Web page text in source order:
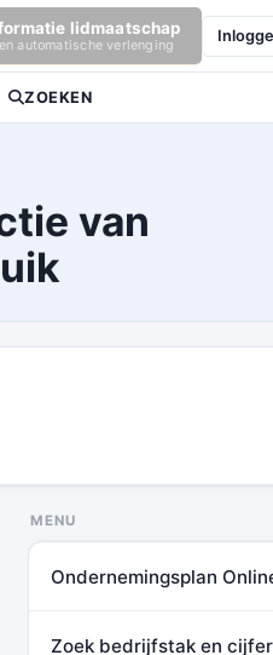
lidmaatschap
automatische verlenging
ZOEKEN
van
MENU
Ondernemingsplan
Zoek bedrijfstak en